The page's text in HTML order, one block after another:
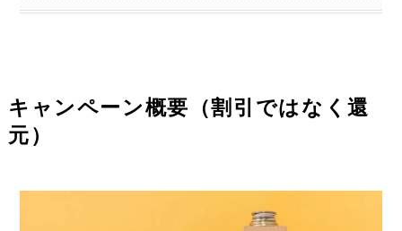
キャンペーン概要（割引ではなく還
元）